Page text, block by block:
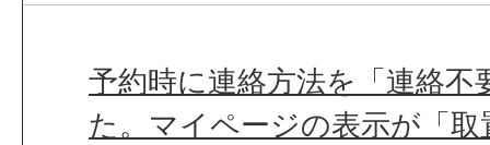
予約時に連絡方法を「連絡不
た。マイページの表示が「